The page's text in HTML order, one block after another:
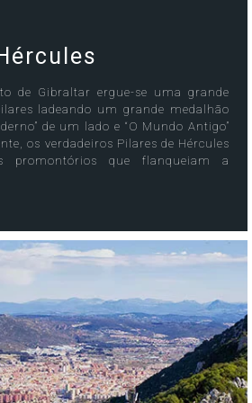
de Gibraltar ergue-se uma grande
ladeando um grande medalhão
de um lado e “O Mundo Antigo”
os verdadeiros Pilares de Hércules
promontórios que flanqueiam a